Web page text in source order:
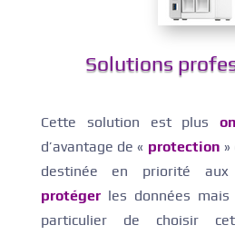
Solutions
Cette solution est plus
d’avantage de « protection »
destinée en priorité aux
protéger les données mais
particulier de choisir